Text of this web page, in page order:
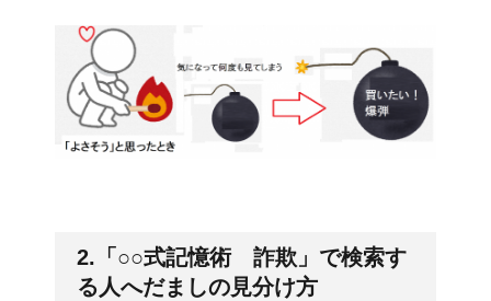
2.「○○式記憶術 詐欺」で検索す
る人へだましの見分け方